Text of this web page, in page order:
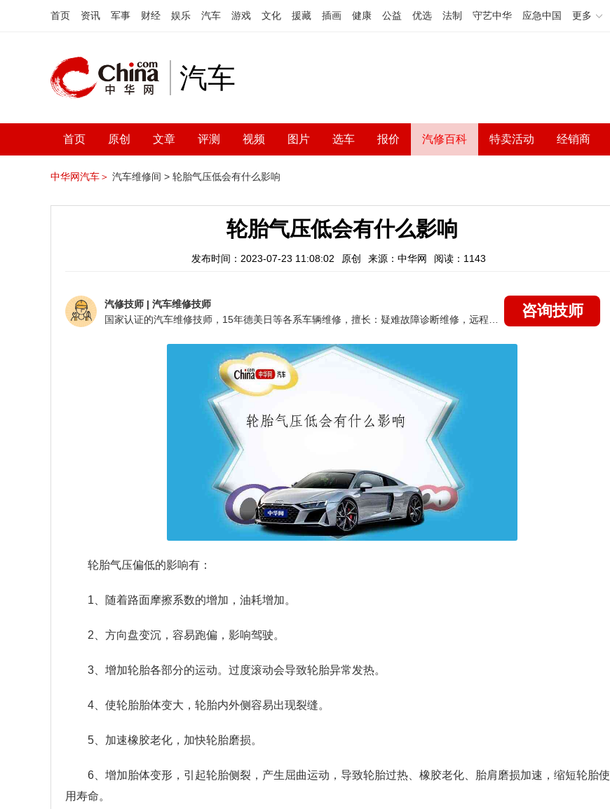
首页 资讯 军事 财经 娱乐 汽车 游戏 文化 援藏 插画 健康 公益 优选 法制 守艺中华 应急中国 更多
汽车
首页 原创 文章 评测 视频 图片 选车 报价 汽修百科 特卖活动 经销商
中华网汽车＞ 汽车维修间 > 轮胎气压低会有什么影响
轮胎气压低会有什么影响
发布时间：2023-07-23 11:08:02 原创 来源：中华网 阅读：1143
汽修技师 | 汽车维修技师
咨询技师
轮胎气压偏低的影响有：
1、随着路面摩擦系数的增加，油耗增加。
2、方向盘变沉，容易跑偏，影响驾驶。
3、增加轮胎各部分的运动。过度滚动会导致轮胎异常发热。
4、使轮胎胎体变大，轮胎内外侧容易出现裂缝。
5、加速橡胶老化，加快轮胎磨损。
6、增加胎体变形，引起轮胎侧裂，产生屈曲运动，导致轮胎过热、橡胶老化、胎肩磨损加速，缩短轮胎使
用寿命。